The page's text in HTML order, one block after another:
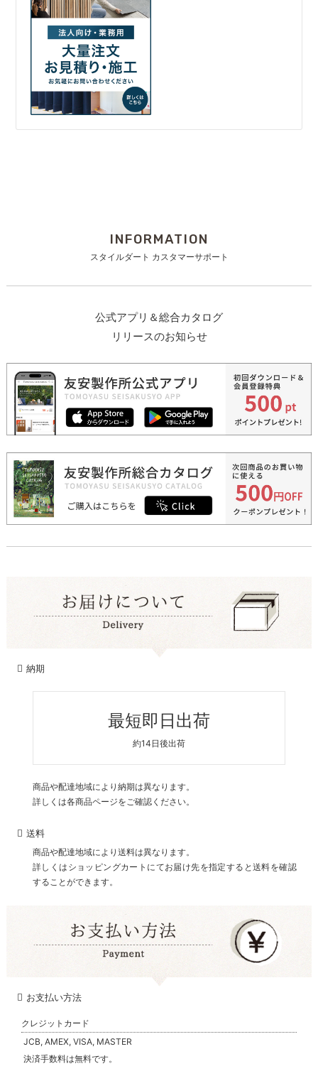
INFORMATION
スタイルダート カスタマーサポート
公式アプリ＆総合カタログ
リリースのお知らせ
納期
最短即日出荷
約14日後出荷
商品や配達地域により納期は異なります。
詳しくは各商品ページをご確認ください。
送料
商品や配達地域により送料は異なります。
詳しくはショッピングカートにてお届け先を指定すると送料を確認
することができます。
お支払い方法
クレジットカード
JCB, AMEX, VISA, MASTER
決済手数料は無料です。